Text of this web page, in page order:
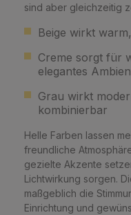
sind aber gleichzeitig
Beige wirkt
Creme sorgt für
elegantes
Grau wirkt
kombinierbar
Helle Farben lassen
freundliche
gezielte Akzente
Lichtwirkung sorgen.
maßgeblich die
Einrichtung und